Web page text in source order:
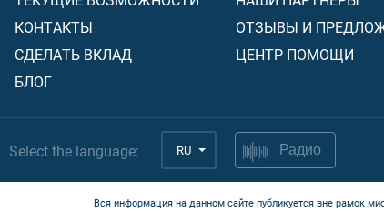
КОНТАКТЫ
СДЕЛАТЬ ВКЛАД
БЛОГ
ОТЗЫВЫ И
ЦЕНТР ПОМОЩИ
Select the language: RU Радио
Вся информация на данном сайте публикуется вне рамок